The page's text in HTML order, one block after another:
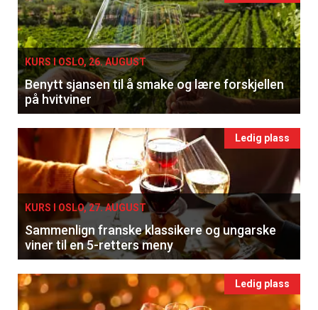
KURS I OSLO, 26. AUGUST
Benytt sjansen til å smake og lære forskjellen
på hvitviner
Ledig plass
KURS I OSLO, 27. AUGUST
Sammenlign franske klassikere og ungarske
viner til en 5-retters meny
Ledig plass